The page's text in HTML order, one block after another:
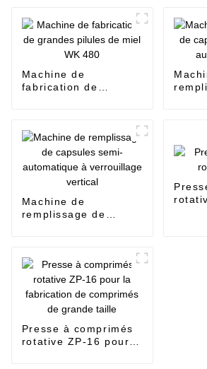
Machine de
fabrication de
Machine de
remplissage de
Presse à comprimés
rotative ZP-16 pour